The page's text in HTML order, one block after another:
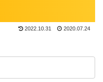
2022.10.31 2020.07.24